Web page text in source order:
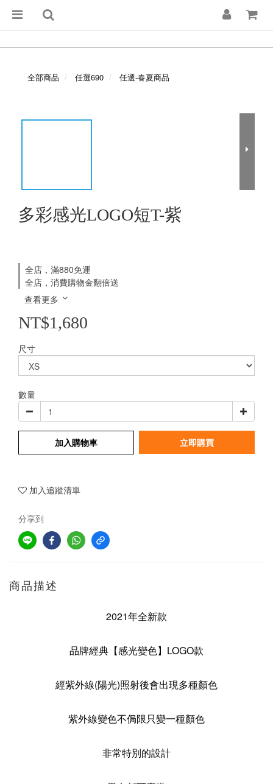
全部商品 任選690 任選-春夏商品
多彩感光LOGO短T-紫
全店，滿880免運
全店，消費購物金翻倍送
查看更多
NT$1,680
尺寸
數量
加入購物車 立即購買
加入追蹤清單
分享到
商品描述
2021年全新款
品牌經典【感光變色】LOGO款
經紫外線(陽光)照射後會出現多種顏色
紫外線變色不侷限只變一種顏色
非常特別的設計